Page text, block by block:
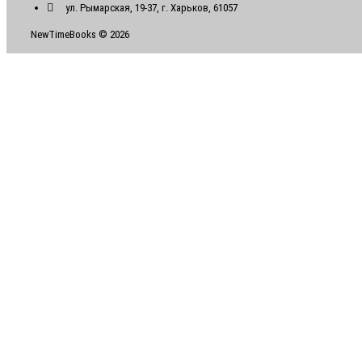
ул. Рымарская, 19-37, г. Харьков, 61057
NewTimeBooks © 2026